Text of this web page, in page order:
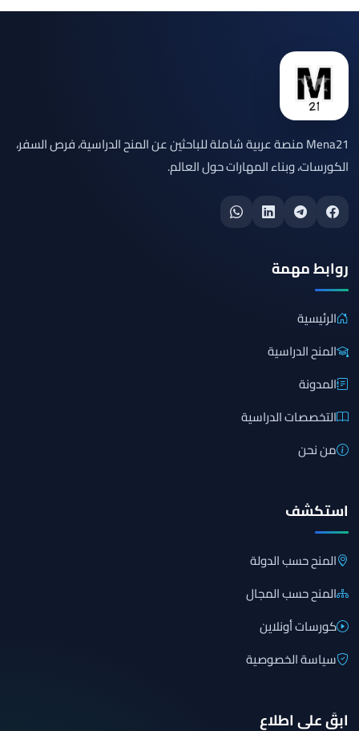
Mena21 منصة عربية شاملة للباحثين عن المنح الدراسية، فرص السفر،
الكورسات، وبناء المهارات حول العالم.
روابط مهمة
الرئيسية
المنح الدراسية
المدونة
التخصصات الدراسية
من نحن
استكشف
المنح حسب الدولة
المنح حسب المجال
كورسات أونلاين
سياسة الخصوصية
ابقَ على اطلاع